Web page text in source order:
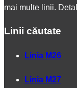
mai multe linii.
Linii căutate
Linia M26
Linia M27